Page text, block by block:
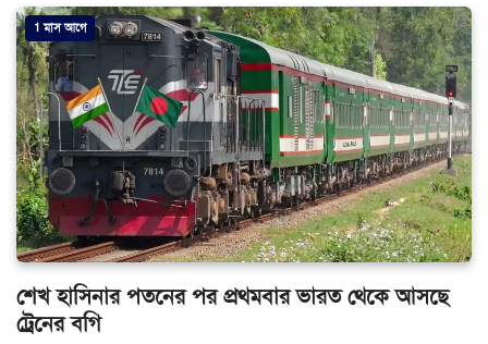
1 মাস আগে
শেখ হাসিনার পতনের পর প্রথমবার ভারত থেকে আসছে
ট্রেনের বগি